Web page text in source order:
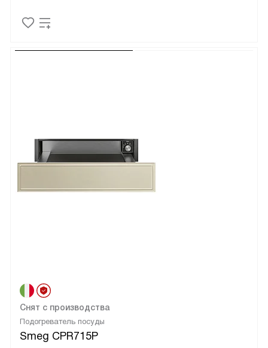
Подогреватель посуды
Smeg CPR715P
Снят с производства